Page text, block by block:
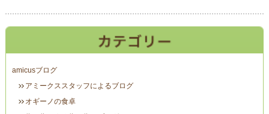
amicusブログ
アミークススタッフによるブログ
オギーノの食卓